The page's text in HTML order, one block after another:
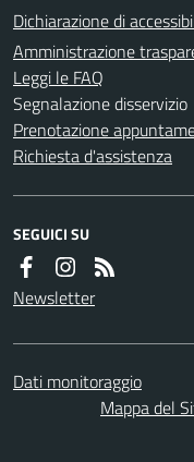
Dichiarazione di
Amministrazione
Leggi le FAQ
Segnalazione disservizio
Prenotazione
Richiesta d'assistenza
SEGUICI SU
Newsletter
Dati monitoraggio
Mappa del